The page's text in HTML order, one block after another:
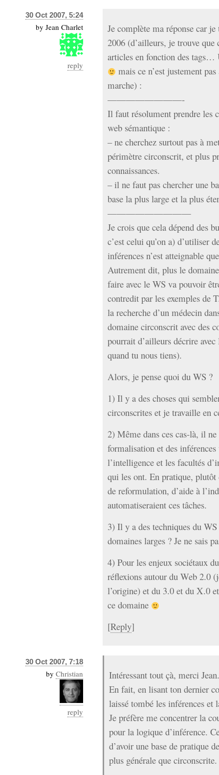
30 Oct 2007, 5:24
by Jean Charlet
reply
Je complète ma réponse car
2006 (d’ailleurs, je trouve
articles en fonction des
mais ce n’est justement
marche) :
————————-
Il faut résolument prendre les
web sémantique :
– ne cherchez surtout pas à
périmètre circonscrit, et plus
connaissances.
– il ne faut pas chercher une
base la plus large et la plus
—————————
Je crois que cela dépend des
c’est celui qu’on a) d’utiliser
inférences n’est atteignable
Autrement dit, plus le
faire avec le WS va pouvoir
contredit par les exemples de
la recherche d’un médecin
domaine circonscrit avec des
pourrait d’ailleurs décrire
quand tu nous tiens).
Alors, je pense quoi du WS ?
1) Il y a des choses qui
circonscrites et je travaille en
2) Même dans ces cas-là, il
formalisation et des
l’intelligence et les facultés
qui les ont. En pratique, plutôt
de reformulation, d’aide à
automatiseraient ces tâches.
3) Il y a des techniques du
domaines larges ? Je ne sais
4) Pour les enjeux sociétaux
réflexions autour du Web 2.0
l’origine) et du 3.0 et du X.0
ce domaine
[Reply]
30 Oct 2007, 7:18
by Christian
reply
Intéressant tout çà, merci Jean.
En fait, en lisant ton dernier
laissé tombé les inférences
Je préfère me concentrer la
pour la logique d’inférence.
d’avoir une base de pratique
plus générale que circonscrite.